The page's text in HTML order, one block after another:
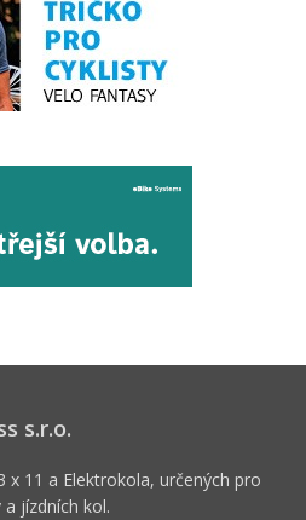
s.r.o.
x 11 a Elektrokola, určených pro
jízdních kol.